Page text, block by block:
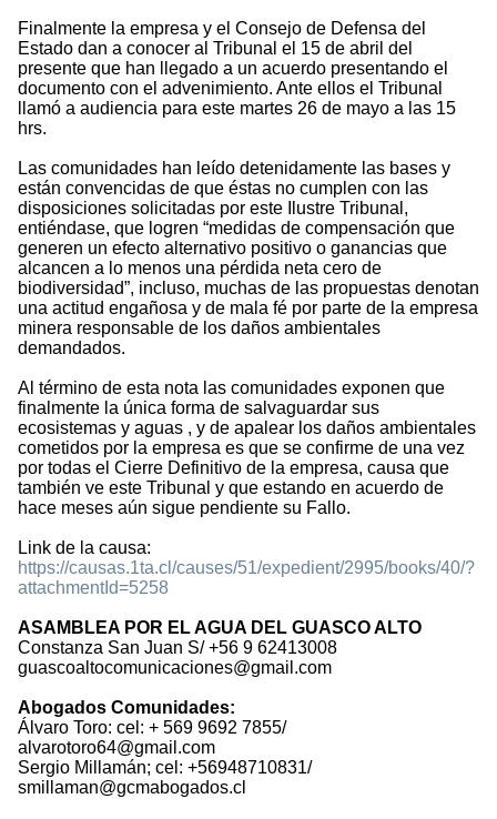
Finalmente la empresa y el Consejo de Defensa del
Estado dan a conocer al Tribunal el 15 de abril del
presente que han llegado a un acuerdo presentando el
documento con el advenimiento. Ante ellos el Tribunal
llamó a audiencia para este martes 26 de mayo a las 15
hrs.
Las comunidades han leído detenidamente las bases y
están convencidas de que éstas no cumplen con las
disposiciones solicitadas por este Ilustre Tribunal,
entiéndase, que logren “medidas de compensación que
generen un efecto alternativo positivo o ganancias que
alcancen a lo menos una pérdida neta cero de
biodiversidad”, incluso, muchas de las propuestas denotan
una actitud engañosa y de mala fé por parte de la empresa
minera responsable de los daños ambientales
demandados.
Al término de esta nota las comunidades exponen que
finalmente la única forma de salvaguardar sus
ecosistemas y aguas , y de apalear los daños ambientales
cometidos por la empresa es que se confirme de una vez
por todas el Cierre Definitivo de la empresa, causa que
también ve este Tribunal y que estando en acuerdo de
hace meses aún sigue pendiente su Fallo.
Link de la causa:
https://causas.1ta.cl/causes/51/expedient/2995/books/40/?
attachmentId=5258
ASAMBLEA POR EL AGUA DEL GUASCO ALTO
Constanza San Juan S/ +56 9 62413008
guascoaltocomunicaciones@gmail.com
Abogados Comunidades:
Álvaro Toro: cel: + 569 9692 7855/
alvarotoro64@gmail.com
Sergio Millamán; cel: +56948710831/
smillaman@gcmabogados.cl